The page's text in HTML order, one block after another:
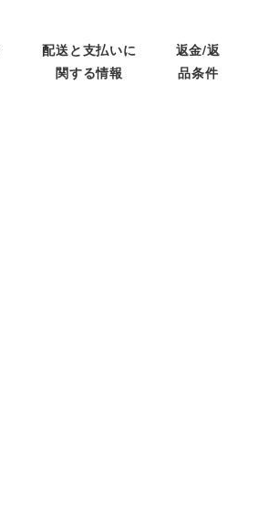
配送と支払いに
関する情報
返金/返
品条件